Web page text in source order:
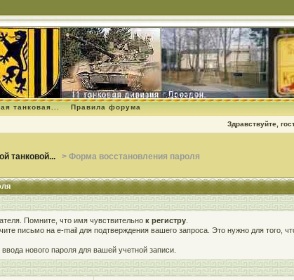
танковая... Правила форума
Здравствуйте,
танковой... > Форма восстановления пароля
Помните, что имя чувствительно к регистру.
письмо на e-mail для подтверждения вашего запроса. Это нужно для
нового пароля для вашей учетной записи.